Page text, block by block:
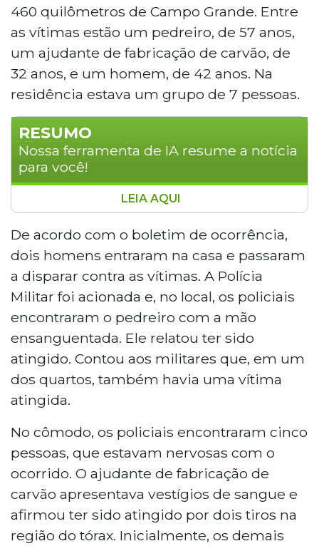
460 quilômetros de Campo Grande. Entre
as vítimas estão um pedreiro, de 57 anos,
um ajudante de fabricação de carvão, de
32 anos, e um homem, de 42 anos. Na
residência estava um grupo de 7 pessoas.
RESUMO
Nossa ferramenta de IA resume a notícia
para você!
Três homens ficaram feridos após um
ataque a tiros em uma residência de
Aparecida do Taboado, a 460 km de
Campo Grande, na madrugada deste
sábado. Dois criminosos invadiram a casa,
onde havia sete pessoas, e efetuaram
disparos. As vítimas receberam
atendimento médico. Imagens de
câmeras de segurança foram entregues à
polícia. Nenhum suspeito foi identificado
ou preso até o momento.
LEIA AQUI
De acordo com o boletim de ocorrência,
dois homens entraram na casa e passaram
a disparar contra as vítimas. A Polícia
Militar foi acionada e, no local, os policiais
encontraram o pedreiro com a mão
ensanguentada. Ele relatou ter sido
atingido. Contou aos militares que, em um
dos quartos, também havia uma vítima
atingida.
No cômodo, os policiais encontraram cinco
pessoas, que estavam nervosas com o
ocorrido. O ajudante de fabricação de
carvão apresentava vestígios de sangue e
afirmou ter sido atingido por dois tiros na
região do tórax. Inicialmente, os demais